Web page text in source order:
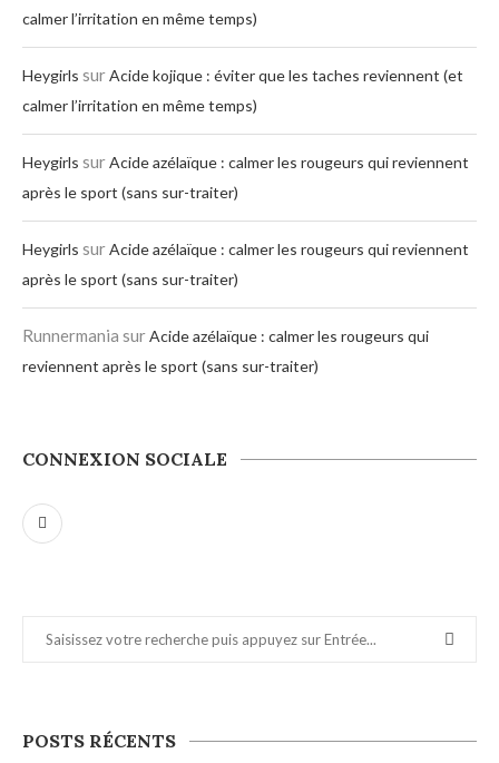
calmer l’irritation en même temps)
Heygirls surAcide kojique : éviter que les taches reviennent (et
calmer l’irritation en même temps)
Heygirls surAcide azélaïque : calmer les rougeurs qui reviennent
après le sport (sans sur-traiter)
Heygirls surAcide azélaïque : calmer les rougeurs qui reviennent
après le sport (sans sur-traiter)
Runnermania surAcide azélaïque : calmer les rougeurs qui
reviennent après le sport (sans sur-traiter)
CONNEXION SOCIALE
POSTS RÉCENTS